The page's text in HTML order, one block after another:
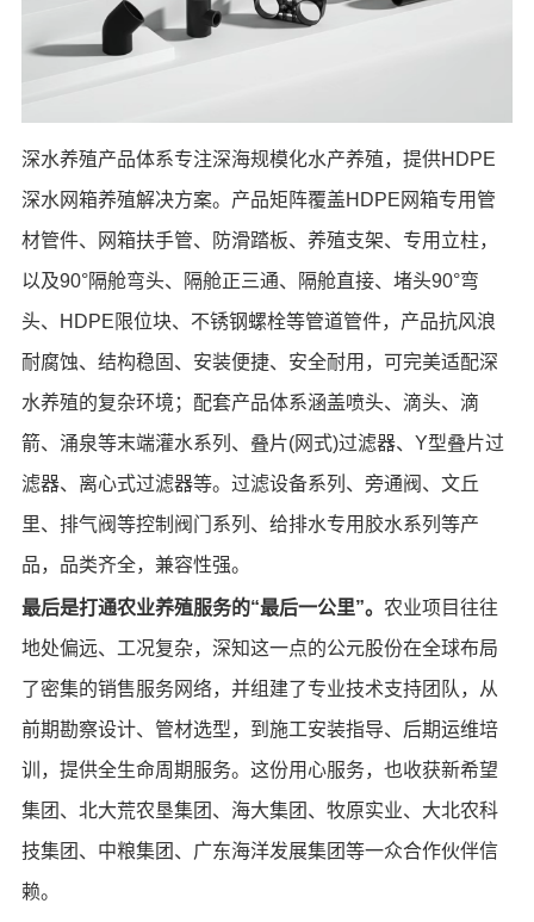
深水养殖产品体系专注深海规模化水产养殖，提供HDPE
深水网箱养殖解决方案。产品矩阵覆盖HDPE网箱专用管
材管件、网箱扶手管、防滑踏板、养殖支架、专用立柱，
以及90°隔舱弯头、隔舱正三通、隔舱直接、堵头90°弯
头、HDPE限位块、不锈钢螺栓等管道管件，产品抗风浪
耐腐蚀、结构稳固、安装便捷、安全耐用，可完美适配深
水养殖的复杂环境；配套产品体系涵盖喷头、滴头、滴
箭、涌泉等末端灌水系列、叠片(网式)过滤器、Y型叠片过
滤器、离心式过滤器等。过滤设备系列、旁通阀、文丘
里、排气阀等控制阀门系列、给排水专用胶水系列等产
品，品类齐全，兼容性强。
最后是打通农业养殖服务的“最后一公里”。 农业项目往往
地处偏远、工况复杂，深知这一点的公元股份在全球布局
了密集的销售服务网络，并组建了专业技术支持团队，从
前期勘察设计、管材选型，到施工安装指导、后期运维培
训，提供全生命周期服务。这份用心服务，也收获新希望
集团、北大荒农垦集团、海大集团、牧原实业、大北农科
技集团、中粮集团、广东海洋发展集团等一众合作伙伴信
赖。